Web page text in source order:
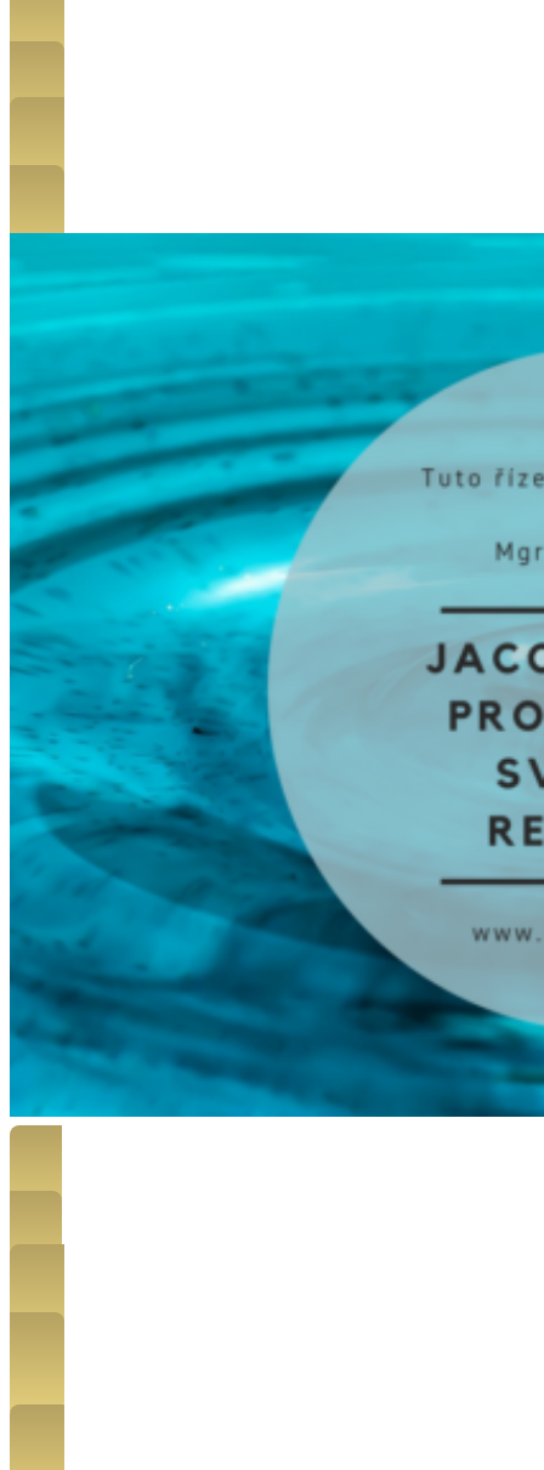
Stáhnout autogenní trénink
Stáhnout Rychlou obnovu sil
Stáhnout Jacobsonovu relaxaci
Videonávod pro rychlé uvolnění